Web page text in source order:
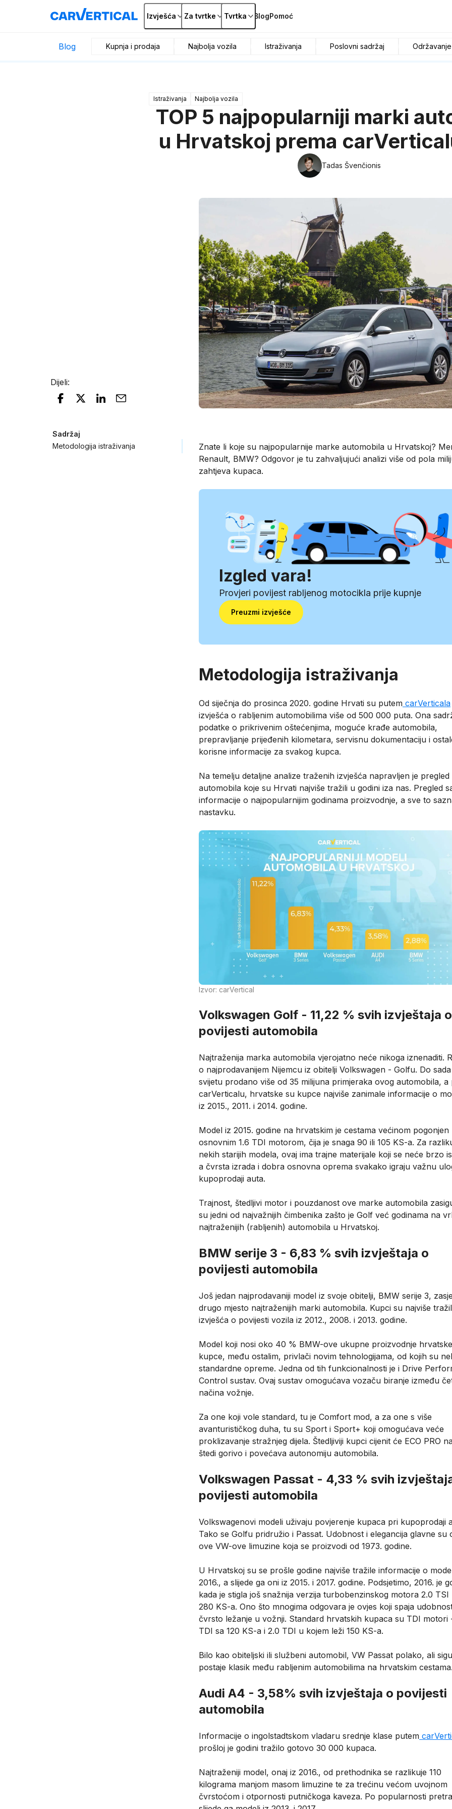
Izvješća Za tvrtke Tvrtka BlogPomoć
Blog Kupnja i prodaja Najbolja vozila Istraživanja Poslovni sadržaj Održavanje
Istraživanja Najbolja vozila
TOP 5 najpopularniji marki
u Hrvatskoj prema
Tadas Švenčionis
Dijeli:
Sadržaj
Metodologija istraživanja
Znate li koje su najpopularnije marke automobila u Hrvatskoj?
Renault, BMW? Odgovor je tu zahvaljujući analizi više od pola
zahtjeva kupaca.
Izgled vara!
Provjeri povijest rabljenog motocikla prije kupnje
Preuzmi izvješće
Metodologija istraživanja
Od siječnja do prosinca 2020. godine Hrvati su putem carVerticala
izvješća o rabljenim automobilima više od 500 000 puta. Ona
podatke o prikrivenim oštećenjima, moguće krađe automobila,
prepravljanje prijeđenih kilometara, servisnu dokumentaciju i
korisne informacije za svakog kupca.
Na temelju detaljne analize traženih izvješća napravljen je pregled
automobila koje su Hrvati najviše tražili u godini iza nas. Pregled
informacije o najpopularnijim godinama proizvodnje, a sve to
nastavku.
Izvor: carVertical
Volkswagen Golf - 11,22 % svih izvještaja o
povijesti automobila
Najtraženija marka automobila vjerojatno neće nikoga iznenaditi.
o najprodavanijem Nijemcu iz obitelji Volkswagen - Golfu. Do
svijetu prodano više od 35 milijuna primjeraka ovog automobila, a
carVerticalu, hrvatske su kupce najviše zanimale informacije o
iz 2015., 2011. i 2014. godine.
Model iz 2015. godine na hrvatskim je cestama većinom pogonjen
osnovnim 1.6 TDI motorom, čija je snaga 90 ili 105 KS-a. Za
nekih starijih modela, ovaj ima trajne materijale koji se neće brzo
a čvrsta izrada i dobra osnovna oprema svakako igraju važnu
kupoprodaji auta.
Trajnost, štedljivi motor i pouzdanost ove marke automobila
su jedni od najvažnijih čimbenika zašto je Golf već godinama na
najtraženijih (rabljenih) automobila u Hrvatskoj.
BMW serije 3 - 6,83 % svih izvještaja o
povijesti automobila
Još jedan najprodavaniji model iz svoje obitelji, BMW serije 3,
drugo mjesto najtraženijih marki automobila. Kupci su najviše
izvješća o povijesti vozila iz 2012., 2008. i 2013. godine.
Model koji nosi oko 40 % BMW-ove ukupne proizvodnje hrvatske
kupce, među ostalim, privlači novim tehnologijama, od kojih su
standardne opreme. Jedna od tih funkcionalnosti je i Drive
Control sustav. Ovaj sustav omogućava vozaču biranje između
načina vožnje.
Za one koji vole standard, tu je Comfort mod, a za one s više
avanturističkog duha, tu su Sport i Sport+ koji omogućava veće
proklizavanje stražnjeg dijela. Štedljiviji kupci cijenit će ECO PRO
štedi gorivo i povećava autonomiju automobila.
Volkswagen Passat - 4,33 % svih
povijesti automobila
Volkswagenovi modeli uživaju povjerenje kupaca pri kupoprodaji
Tako se Golfu pridružio i Passat. Udobnost i elegancija glavne su
ove VW-ove limuzine koja se proizvodi od 1973. godine.
U Hrvatskoj su se prošle godine najviše tražile informacije o
2016., a slijede ga oni iz 2015. i 2017. godine. Podsjetimo, 2016. je
kada je stigla još snažnija verzija turbobenzinskog motora 2.0
280 KS-a. Ono što mnogima odgovara je ovjes koji spaja
čvrsto ležanje u vožnji. Standard hrvatskih kupaca su TDI motori
TDI sa 120 KS-a i 2.0 TDI u kojem leži 150 KS-a.
Bilo kao obiteljski ili službeni automobil, VW Passat polako, ali
postaje klasik među rabljenim automobilima na hrvatskim
Audi A4 - 3,58% svih izvještaja o povijesti
automobila
Informacije o ingolstadtskom vladaru srednje klase putem
prošloj je godini tražilo gotovo 30 000 kupaca.
Najtraženiji model, onaj iz 2016., od prethodnika se razlikuje 110
kilograma manjom masom limuzine te za trećinu većom uvojnom
čvrstoćom i otpornosti putničkoga kaveza. Po popularnosti